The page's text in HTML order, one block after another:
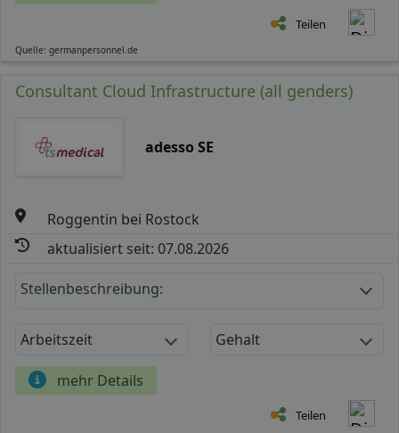
Teilen
Quelle: germanpersonnel.de
Consultant Cloud Infrastructure (all genders)
adesso SE
Roggentin bei Rostock
aktualisiert seit: 07.08.2026
Stellenbeschreibung:
Arbeitszeit Gehalt
mehr Details
Teilen